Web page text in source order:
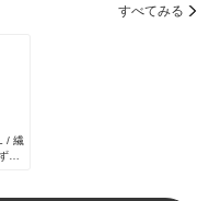
すべてみる
/ 繊
し